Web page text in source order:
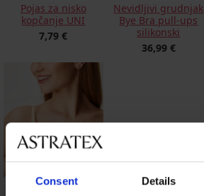
Consent Details
Pojas za nisko
kopčanje UNI
7,79 €
Nevidljivi grudnjak
Bye Bra pull-ups
silikonski
36,99 €